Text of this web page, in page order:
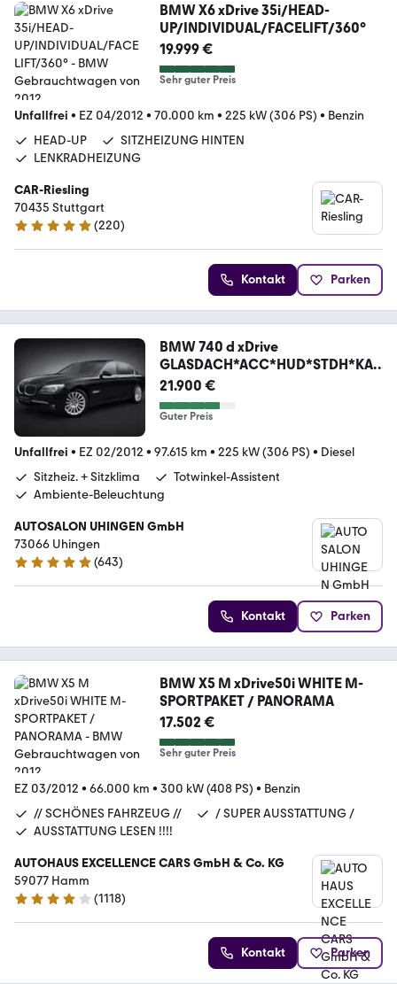
BMW X6 xDrive 35i/HEAD-
UP/INDIVIDUAL/FACELIFT/360°
19.999 €
Sehr guter Preis
Unfallfrei • EZ 04/2012 • 70.000 km • 225 kW (306 PS) • Benzin
HEAD-UP
SITZHEIZUNG HINTEN
LENKRADHEIZUNG
CAR-Riesling
70435 Stuttgart
4.9 Sterne
(220)
Kontakt Parken
BMW 740 d xDrive
GLASDACH*ACC*HUD*STDH*KA
M*SPUR*VOLL
21.900 €
Guter Preis
Unfallfrei • EZ 02/2012 • 97.615 km • 225 kW (306 PS) • Diesel
Sitzheiz. + Sitzklima
Totwinkel-Assistent
Ambiente-Beleuchtung
AUTOSALON UHINGEN GmbH
73066 Uhingen
4.9 Sterne
(643)
Kontakt Parken
BMW X5 M xDrive50i WHITE M-
SPORTPAKET / PANORAMA
17.502 €
Sehr guter Preis
EZ 03/2012 • 66.000 km • 300 kW (408 PS) • Benzin
// SCHÖNES FAHRZEUG //
/ SUPER AUSSTATTUNG /
AUSSTATTUNG LESEN !!!!
AUTOHAUS EXCELLENCE CARS GmbH & Co. KG
59077 Hamm
4.2 Sterne
(1118)
Kontakt Parken